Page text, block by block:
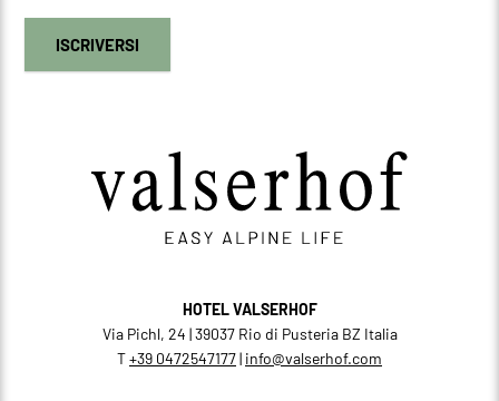
ISCRIVERSI
HOTEL VALSERHOF
Via Pichl, 24 | 39037 Rio di Pusteria BZ Italia
T+39 0472547177| info@valserhof.com